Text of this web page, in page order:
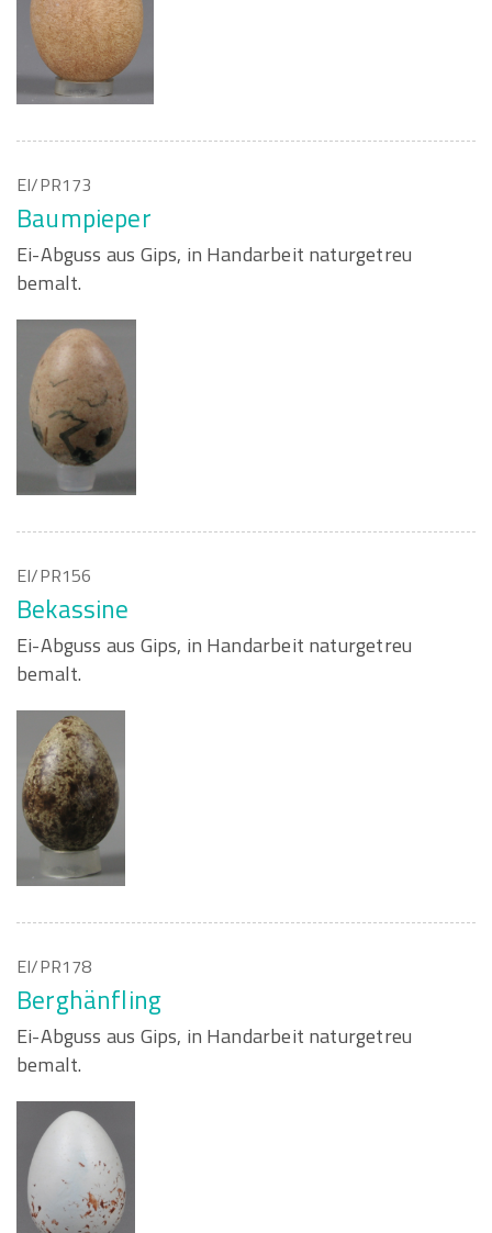
EI/PR173
Baumpieper
Ei-Abguss aus Gips, in Handarbeit naturgetreu
bemalt.
EI/PR156
Bekassine
Ei-Abguss aus Gips, in Handarbeit naturgetreu
bemalt.
EI/PR178
Berghänfling
Ei-Abguss aus Gips, in Handarbeit naturgetreu
bemalt.